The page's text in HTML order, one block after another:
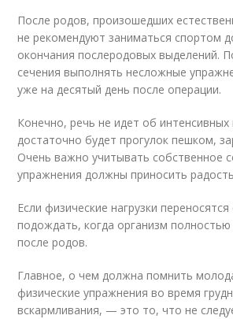
После родов, произошедших
не рекомендуют заниматься спортом
окончания послеродовых выделений.
сечения выполнять несложные
уже на десятый день после операции.
Конечно, речь не идет об интенсивных
достаточно будет прогулок пешком,
Очень важно учитывать собственное
упражнения должны приносить
Если физические нагрузки
подождать, когда организм полностью
после родов.
Главное, о чем должна помнить
физические упражнения во время
вскармливания, — это то, что не